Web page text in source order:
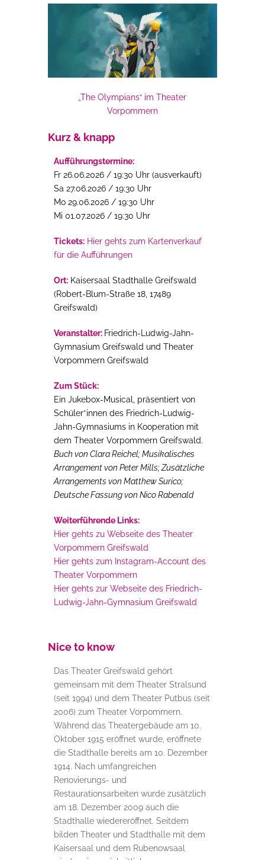
„The Olympians“ im Theater
Vorpommern
Kurz & knapp
Aufführungstermine:
Fr 26.06.2026 / 19:30 Uhr (ausverkauft)
Sa 27.06.2026 / 19:30 Uhr
Mo 29.06.2026 / 19:30 Uhr
Mi 01.07.2026 / 19:30 Uhr
Tickets: Hier gehts zum Kartenverkauf
für die Aufführungen
Ort:Kaisersaal Stadthalle Greifswald
(Robert-Blum-Straße 18, 17489
Greifswald)
Veranstalter: Friedrich-Ludwig-Jahn-
Gymnasium Greifswald und Theater
Vorpommern Greifswald
Zum Stück:
Ein Jukebox-Musical, präsentiert von
Schüler*innen des Friedrich-Ludwig-
Jahn-Gymnasiums in Kooperation mit
dem Theater Vorpommern Greifswald.
Buch von Clara Reichel; Musikalisches
Arrangement von Peter Mills; Zusätzliche
Arrangements von Matthew Surico;
Deutsche Fassung von Nico Rabenald
Weiterführende Links:
Hier gehts zu Webseite des Theater
Vorpommern Greifswald
Hier gehts zum Instagram-Account des
Theater Vorpommern
Hier gehts zur Webseite des Friedrich-
Ludwig-Jahn-Gymnasium Greifswald
Nice to know
Das Theater Greifswald gehört
gemeinsam mit dem Theater Stralsund
(seit 1994) und dem Theater Putbus (seit
2006) zum Theater Vorpommern.
Während das Theatergebäude am 10.
Oktober 1915 eröffnet wurde, eröffnete
die Stadthalle bereits am 10. Dezember
1914. Nach umfangreichen
Renovierungs- und
Restaurationsarbeiten wurde zusätzlich
am 18. Dezember 2009 auch die
Stadthalle wiedereröffnet. Seitdem
bilden Theater und Stadthalle mit dem
Kaisersaal und dem Rubenowsaal